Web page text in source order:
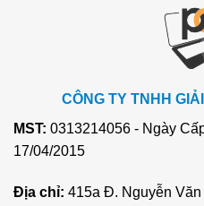
CÔNG TY TNHH
MST: 0313214056 - Ngày
17/04/2015
Địa chỉ: 415a Đ. Nguyễn